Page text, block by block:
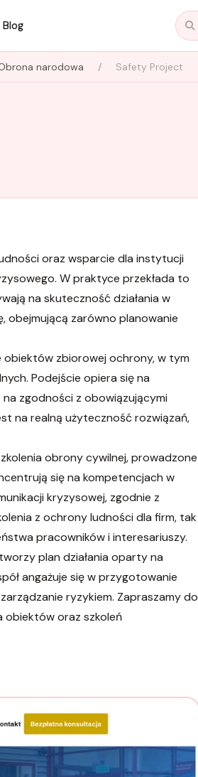
Blog
narodowa Safety Project
oraz wsparcie dla instytucji
W praktyce przekłada to
na skuteczność działania w
obejmującą zarówno planowanie
zbiorowej ochrony, w tym
Podejście opiera się na
zgodności z obowiązującymi
na realną użyteczność rozwiązań,
obrony cywilnej, prowadzone
się na kompetencjach w
kryzysowej, zgodnie z
z ochrony ludności dla firm, tak
pracowników i interesariuszy.
plan działania oparty na
angażuje się w przygotowanie
ryzykiem. Zapraszamy do
obiektów oraz szkoleń